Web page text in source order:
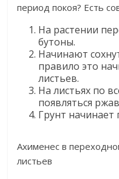
период покоя? Есть
На растении
бутоны.
Начинают
правило это
листьев.
На листьях по
появляться
Грунт начинает
Ахименес в
листьев